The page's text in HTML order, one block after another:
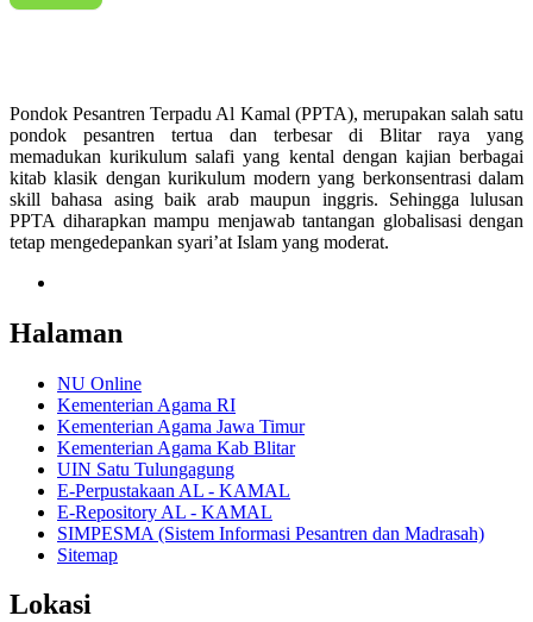
Pondok Pesantren Terpadu Al Kamal (PPTA), merupakan salah satu
pondok pesantren tertua dan terbesar di Blitar raya yang
memadukan kurikulum salafi yang kental dengan kajian berbagai
kitab klasik dengan kurikulum modern yang berkonsentrasi dalam
skill bahasa asing baik arab maupun inggris. Sehingga lulusan
PPTA diharapkan mampu menjawab tantangan globalisasi dengan
tetap mengedepankan syari’at Islam yang moderat.
Halaman
NU Online
Kementerian Agama RI
Kementerian Agama Jawa Timur
Kementerian Agama Kab Blitar
UIN Satu Tulungagung
E-Perpustakaan AL - KAMAL
E-Repository AL - KAMAL
SIMPESMA (Sistem Informasi Pesantren dan Madrasah)
Sitemap
Lokasi